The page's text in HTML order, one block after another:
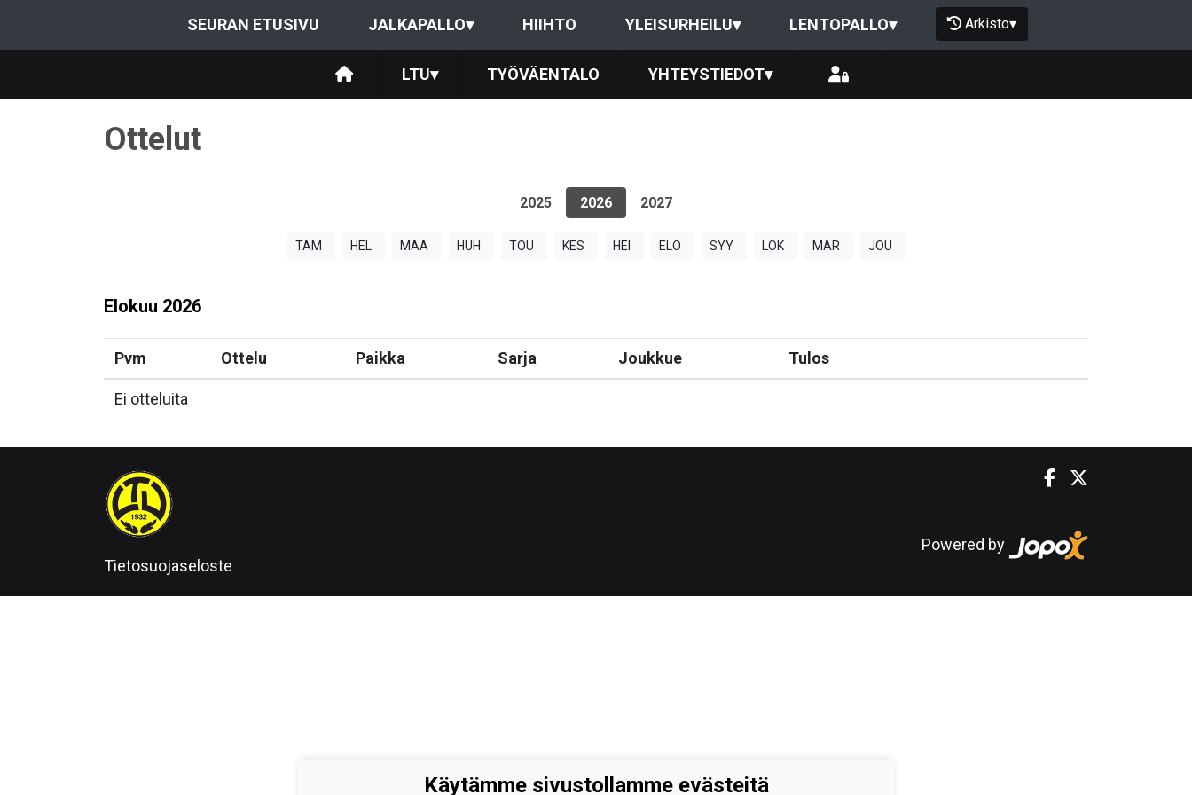
SEURAN ETUSIVU JALKAPALLO▾ HIIHTO YLEISURHEILU▾ LENTOPALLO▾ Arkisto▾
LTU▾ TYÖVÄENTALO YHTEYSTIEDOT▾
Ottelut
2025 2026 2027
TAM HEL MAA HUH TOU KES HEI ELO SYY LOK MAR JOU
Elokuu 2026
Pvm Ottelu Paikka Sarja Joukkue Tulos
Ei otteluita
Tietosuojaseloste
Powered by
Käytämme sivustollamme evästeitä